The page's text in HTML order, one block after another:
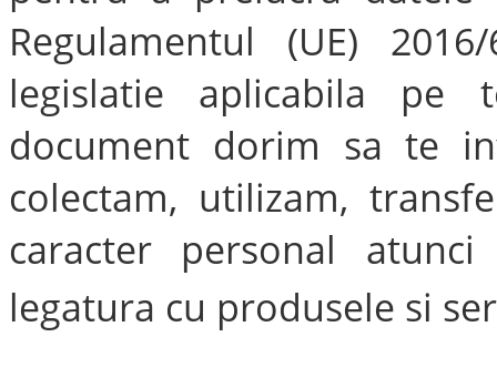
Regulamentul (UE)
legislatie aplicabila pe
document dorim sa te
colectam, utilizam,
caracter personal
legatura cu produsele si